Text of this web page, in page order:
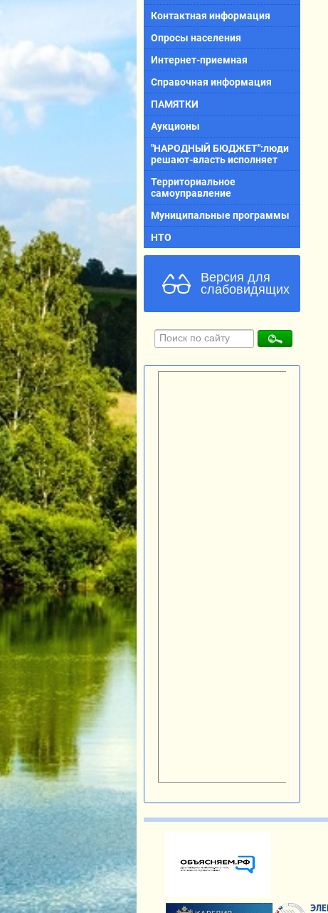
Контактная информация
Опросы населения
Интернет-приемная
Справочная информация
ПАМЯТКИ
Аукционы
"НАРОДНЫЙ БЮДЖЕТ":люди
решают-власть исполняет
Территориальное
самоуправление
Муниципальные программы
НТО
Версия для
слабовидящих